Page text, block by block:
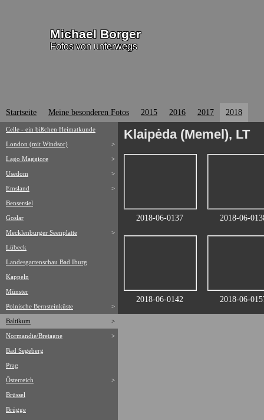
Michael Borger
Fotos von unterwegs
Startseite Meine besonderen Fotos 2015 2016 2017 2018
Celle - ein bißchen Heimatkunde
>
London (mit Windsor)
>
Lago Maggiore
>
Usedom
>
Emsland
Bensersiel
Goslar
>
Mecklenburger Seenplatte
Lübeck
Landesgartenschau Bad Iburg
Kappeln
Münster
>
Polnische Bernsteinküste
>
Baltikum
>
Normandie/Bretagne
Bad Segeberg
Prag
>
Österreich
Brüssel
Brügge
Klaipėda (Memel), LT
2018-06-0137 2018-06-
2018-06-0142 2018-06-